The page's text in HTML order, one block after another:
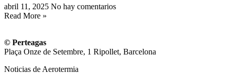
abril 11, 2025 No hay comentarios
Read More »
© Perteagas
Plaça Onze de Setembre, 1 Ripollet, Barcelona
Noticias de Aerotermia